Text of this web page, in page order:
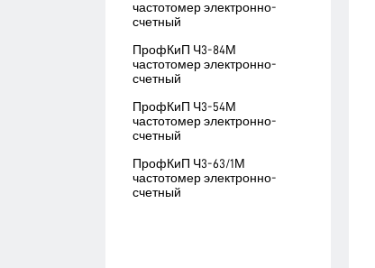
частотомер электронно-
счетный
ПрофКиП Ч3-84М
частотомер электронно-
счетный
ПрофКиП Ч3-54М
частотомер электронно-
счетный
ПрофКиП Ч3-63/1М
частотомер электронно-
счетный